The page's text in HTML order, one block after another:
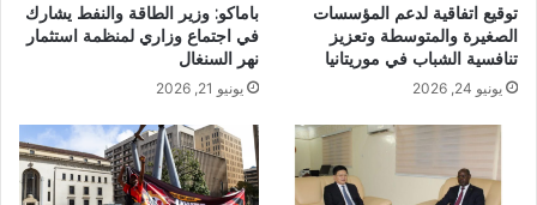
توقيع اتفاقية لدعم المؤسسات
الصغيرة والمتوسطة وتعزيز
تنافسية الشباب في موريتانيا
يونيو 24, 2026
باماكو: وزير الطاقة والنفط يشارك
في اجتماع وزاري لمنظمة استثمار
نهر السنغال
يونيو 21, 2026